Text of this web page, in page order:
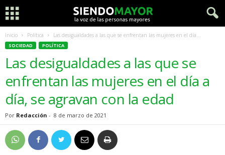
Inicio Política Las desigualdades a las que se enfrentan las mujeres en el día...
SOCIEDAD POLÍTICA
Las desigualdades a las que se
enfrentan las mujeres en el día a
día, se agravan con la edad
Por Redacción - 8 de marzo de 2021